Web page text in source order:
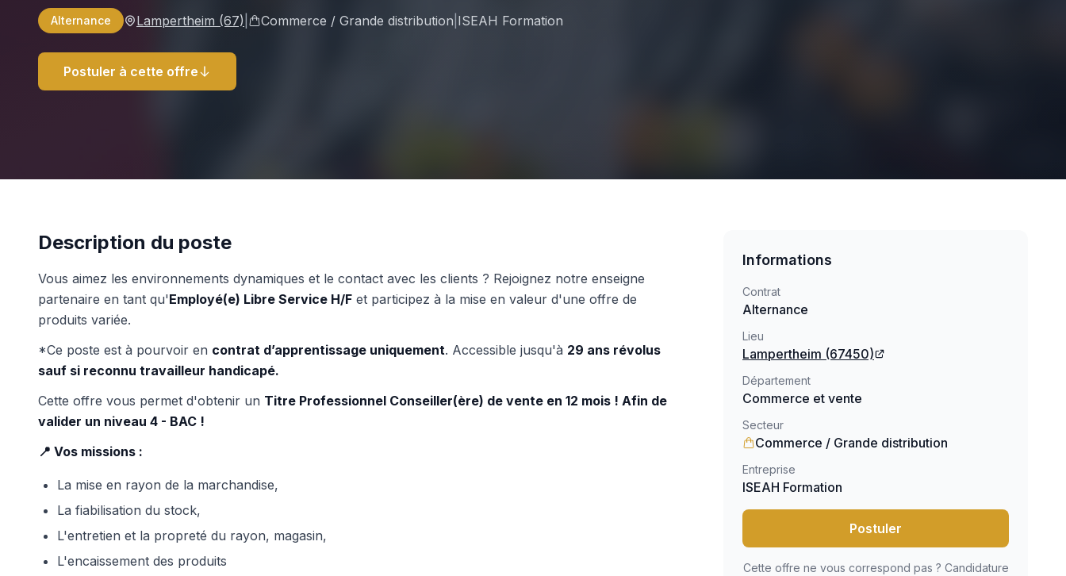
Alternance Lampertheim (67) Commerce / Grande distribution ISEAH Formation
Postuler à cette offre
Description du poste
Vous aimez les environnements dynamiques et le contact avec les clients ? Rejoignez notre enseigne
partenaire en tant qu'Employé(e) Libre Service H/F et participez à la mise en valeur d'une offre de
produits variée.
*Ce poste est à pourvoir en contrat d’apprentissage uniquement. Accessible jusqu'à 29 ans révolus
sauf si reconnu travailleur handicapé.
Cette offre vous permet d'obtenir un Titre Professionnel Conseiller(ère) de vente en 12 mois ! Afin de
valider un niveau 4 - BAC !
📍 Vos missions :
La mise en rayon de la marchandise,
La fiabilisation du stock,
L'entretien et la propreté du rayon, magasin,
L'encaissement des produits
Informations
Contrat
Alternance
Lieu
Lampertheim (67450)
Département
Commerce et vente
Secteur
Commerce / Grande distribution
Entreprise
ISEAH Formation
Postuler
Cette offre ne vous correspond pas ? Candidature